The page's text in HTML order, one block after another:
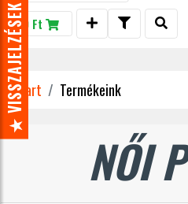
0 Ft
Start Termékeink
NŐI
★ VISSZAJELZÉSEK